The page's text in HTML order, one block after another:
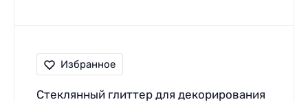
Избранное
Стеклянный глиттер для декорирования